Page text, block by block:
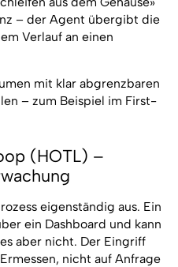
– der Agent übergibt die
Verlauf an einen
mit klar abgrenzbaren
– zum Beispiel im First-
(HOTL) –
eigenständig aus. Ein
ein Dashboard und kann
aber nicht. Der Eingriff
nicht auf Anfrage